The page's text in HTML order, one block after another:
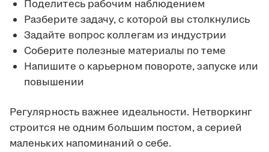
Поделитесь рабочим наблюдением
Разберите задачу, с которой вы столкнулись
Задайте вопрос коллегам из индустрии
Соберите полезные материалы по теме
Напишите о карьерном повороте, запуске или
повышении
Регулярность важнее идеальности. Нетворкинг
строится не одним большим постом, а серией
маленьких напоминаний о себе.